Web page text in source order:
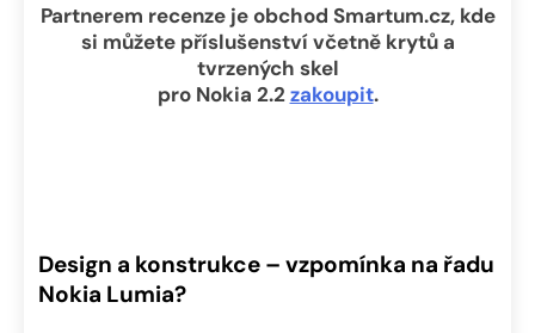
Partnerem recenze je obchod Smartum.cz, kde
si můžete příslušenství včetně krytů a
tvrzených skel
pro Nokia 2.2zakoupit.
Design a konstrukce – vzpomínka na řadu
Nokia Lumia?